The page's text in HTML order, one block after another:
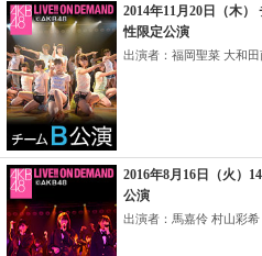
2014年11月20日（木
性限定公演
出演者：福岡聖菜 大和田
2016年8月16日（火）
公演
出演者：馬嘉伶 村山彩希